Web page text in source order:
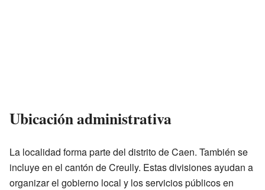
Ubicación administrativa
La localidad forma parte del distrito de Caen. También se
incluye en el cantón de Creully. Estas divisiones ayudan a
organizar el gobierno local y los servicios públicos en